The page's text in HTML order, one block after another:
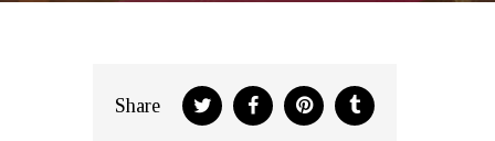
Share